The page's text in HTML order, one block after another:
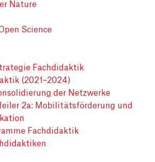
Nature
Science
Fachdidaktik
(2021–2024)
der Netzwerke
2a: Mobilitätsförderung und
Fachdidaktik